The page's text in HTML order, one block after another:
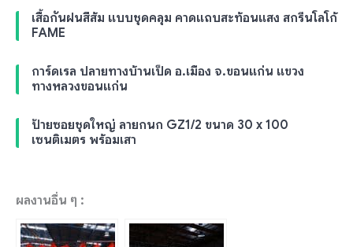
เสื้อกันฝนสีส้ม แบบชุดคลุม คาดแถบสะท้อนแสง สกรีนโลโก้
FAME
การ์ดเรล ปลายทางบ้านเป็ด อ.เมือง จ.ขอนแก่น แขวง
ทางหลวงขอนแก่น
ป้ายซอยชุดใหญ่ ลายกนก GZ1/2 ขนาด 30 x 100
เซนติเมตร พร้อมเสา
ผลงานอื่น ๆ :